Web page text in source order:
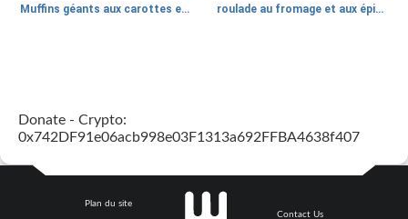
Muffins géants aux carottes et à la banane de Nif roulade au fromage et aux épinards
Donate - Crypto:
0x742DF91e06acb998e03F1313a692FFBA4638f407
Plan du site
Contact Us